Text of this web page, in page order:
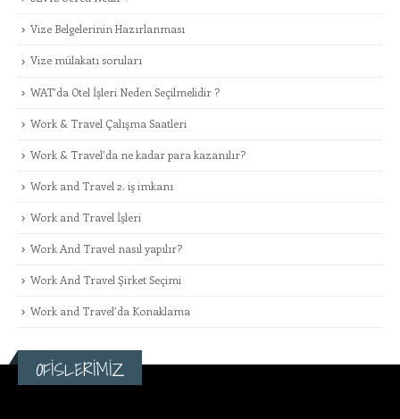
Vize Belgelerinin Hazırlanması
Vize mülakatı soruları
WAT’da Otel İşleri Neden Seçilmelidir ?
Work & Travel Çalışma Saatleri
Work & Travel’da ne kadar para kazanılır?
Work and Travel 2. iş imkanı
Work and Travel İşleri
Work And Travel nasıl yapılır?
Work And Travel Şirket Seçimi
Work and Travel’da Konaklama
OFİSLERİMİZ